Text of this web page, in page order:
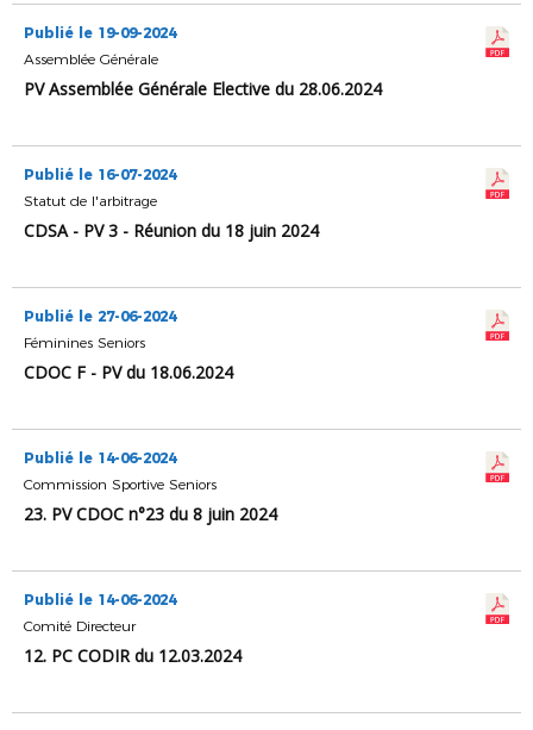
Publié le 19-09-2024
Assemblée Générale
PV Assemblée Générale Elective du 28.06.2024
Publié le 16-07-2024
Statut de l'arbitrage
CDSA - PV 3 - Réunion du 18 juin 2024
Publié le 27-06-2024
Féminines Seniors
CDOC F - PV du 18.06.2024
Publié le 14-06-2024
Commission Sportive Seniors
23. PV CDOC n°23 du 8 juin 2024
Publié le 14-06-2024
Comité Directeur
12. PC CODIR du 12.03.2024